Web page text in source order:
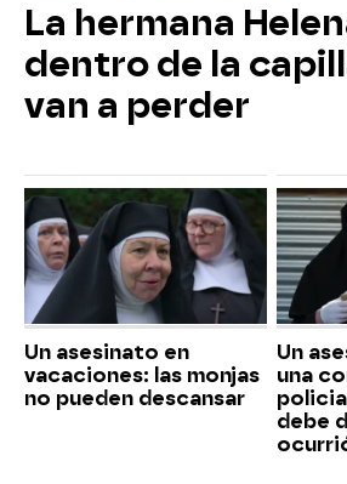
La hermana
dentro de la
van a perder
Un asesinato en
vacaciones: las monjas
no pueden descansar
Un
una
debe